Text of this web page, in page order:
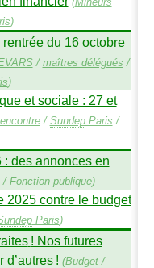
)
rentrée du 16 octobre
/ maîtres délégués /
)
et sociale : 27 et
/ SundepParis /
: des annonces en
/ Fonction publique)
2025 contre le budget
Paris)
! Nos futures
d’autres ! (Budget/